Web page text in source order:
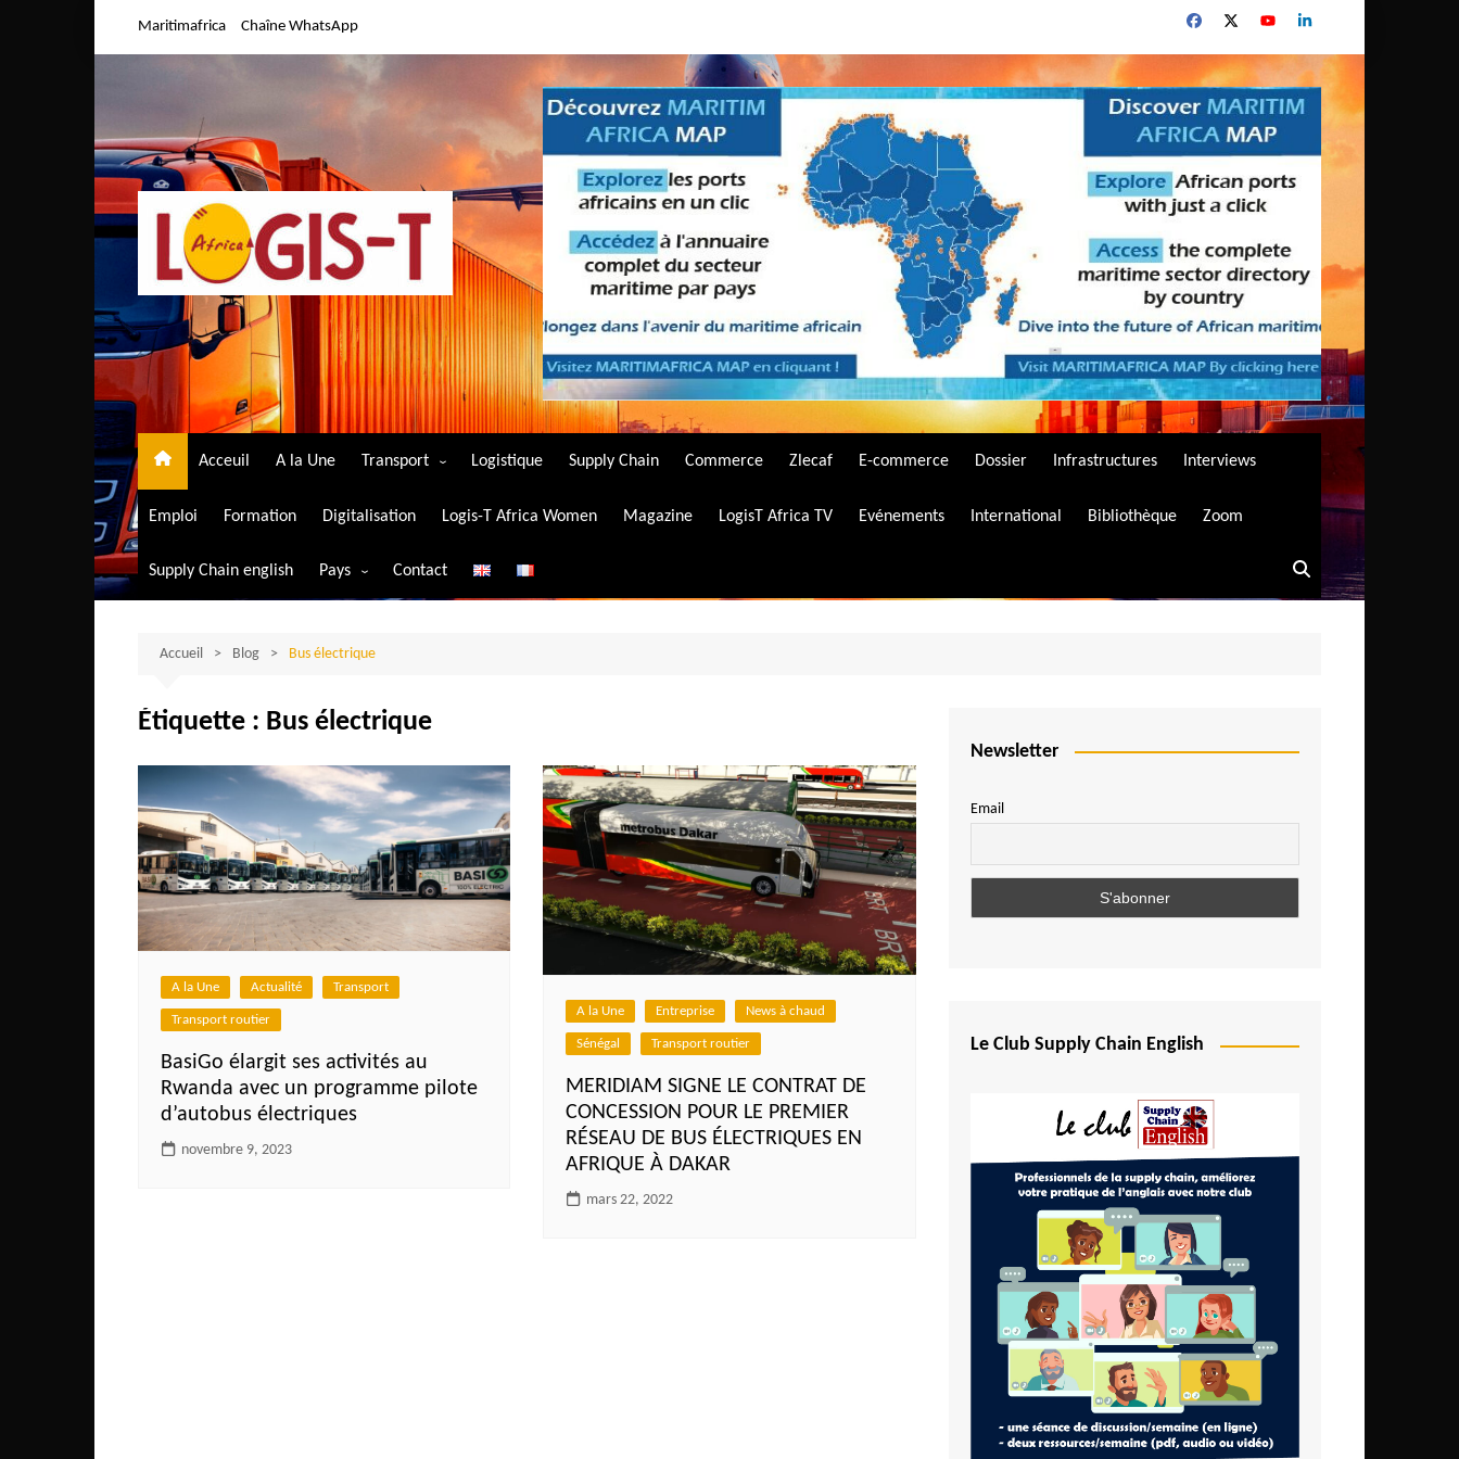
Maritimafrica Chaîne WhatsApp
Acceuil A la Une Transport
Transport aérien
Transport ferroviaire
Transport routier
Logistique Supply Chain Commerce Zlecaf E-commerce Dossier Infrastructures Interviews
Emploi Formation Digitalisation Logis-T Africa Women Magazine LogisT Africa TV Evénements International Bibliothèque Zoom
Supply Chain english Pays
Algérie
Bénin
Burkina-Faso
Burundi
Bostwana
Cameroun
Comores
Côte d’Ivoire
Egypte
Ethiopie
Contact
Accueil Blog Bus électrique
Étiquette : Bus électrique
A la Une Actualité Transport
Transport routier
BasiGo élargit ses activités au
Rwanda avec un programme pilote
d’autobus électriques
novembre 9, 2023
A la Une Entreprise News à chaud
Sénégal Transport routier
MERIDIAM SIGNE LE CONTRAT DE
CONCESSION POUR LE PREMIER
RÉSEAU DE BUS ÉLECTRIQUES EN
AFRIQUE À DAKAR
mars 22, 2022
Newsletter
Email
Le Club Supply Chain English